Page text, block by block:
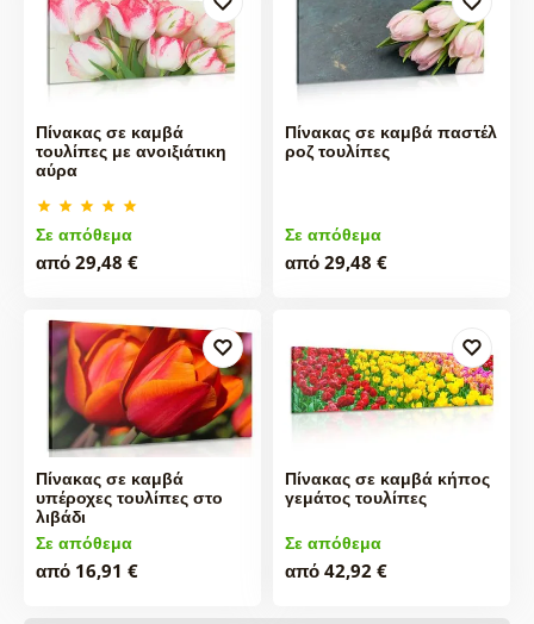
Πίνακας σε καμβά
τουλίπες με ανοιξιάτικη
αύρα
Σε απόθεμα
από 29,48 €
Πίνακας σε καμβά παστέλ
ροζ τουλίπες
Σε απόθεμα
από 29,48 €
Πίνακας σε καμβά
υπέροχες τουλίπες στο
λιβάδι
Σε απόθεμα
από 16,91 €
Πίνακας σε καμβά κήπος
γεμάτος τουλίπες
Σε απόθεμα
από 42,92 €